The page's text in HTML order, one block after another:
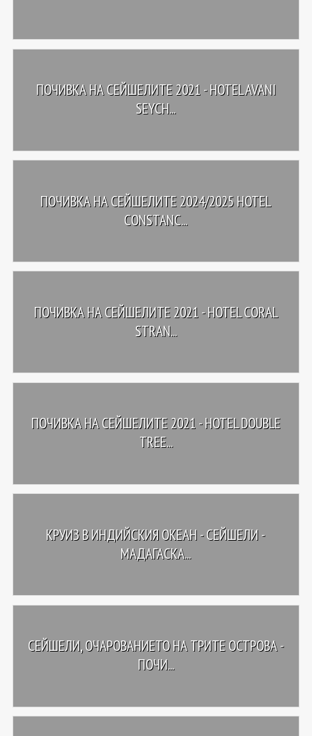
ПОЧИВКА НА СЕЙШЕЛИТЕ 2021 - HOTEL AVANI
SEYCH...
ПОЧИВКА НА СЕЙШЕЛИТЕ 2024/2025 HOTEL
CONSTANC...
ПОЧИВКА НА СЕЙШЕЛИТЕ 2021 - HOTEL CORAL
STRAN...
ПОЧИВКА НА СЕЙШЕЛИТЕ 2021 - HOTEL DOUBLE
TREE...
КРУИЗ В ИНДИЙСКИЯ ОКЕАН - СЕЙШЕЛИ -
МАДАГАСКА...
СЕЙШЕЛИ, ОЧАРОВАНИЕТО НА ТРИТЕ ОСТРОВА -
ПОЧИ...